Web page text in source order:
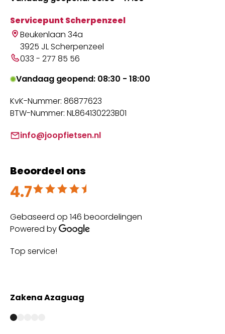
Servicepunt Scherpenzeel
Beukenlaan 34a
3925 JL Scherpenzeel
033 - 277 85 56
Vandaag geopend: 08:30 - 18:00
KvK-Nummer: 86877623
BTW-Nummer: NL864130223B01
info@joopfietsen.nl
Beoordeel ons
4.7
Beoordeeld met 4.7 uit 5
Gebaseerd op 146 beoordelingen
Powered by
Top service!
Zakena Azaguag